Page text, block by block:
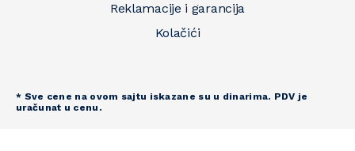
Reklamacije i garancija
Kolačići
* Sve cene na ovom sajtu iskazane su u dinarima. PDV je
uračunat u cenu.